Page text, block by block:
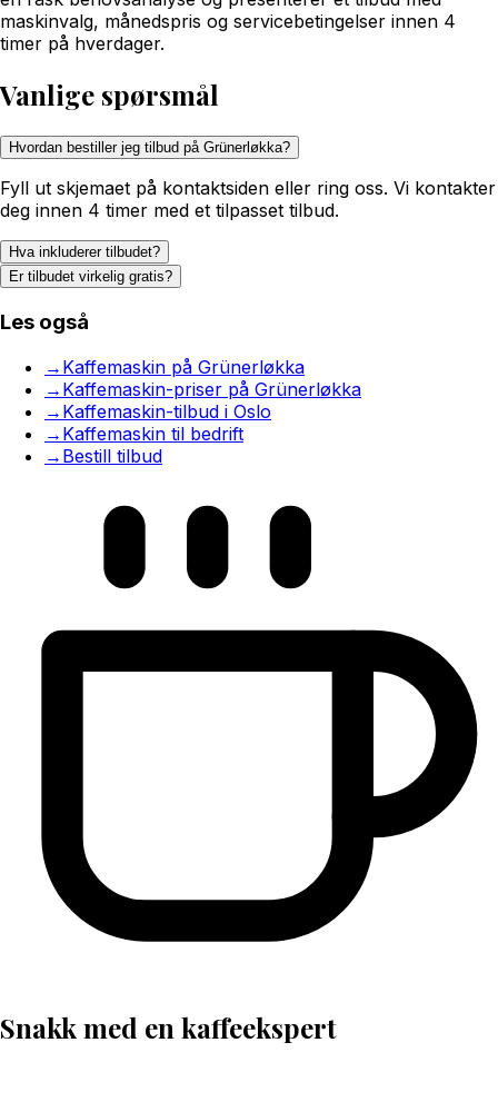
maskinvalg, månedspris og servicebetingelser innen 4
timer på hverdager.
Vanlige spørsmål
Hvordan bestiller jeg tilbud på Grünerløkka?
Fyll ut skjemaet på kontaktsiden eller ring oss. Vi kontakter
deg innen 4 timer med et tilpasset tilbud.
Hva inkluderer tilbudet?
Er tilbudet virkelig gratis?
Les også
→ Kaffemaskin på Grünerløkka
→ Kaffemaskin-priser på Grünerløkka
→ Kaffemaskin-tilbud i Oslo
→ Kaffemaskin til bedrift
→ Bestill tilbud
Snakk med en kaffeekspert